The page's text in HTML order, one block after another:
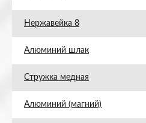
Нержавейка 8
Алюминий шлак
Стружка медная
Алюминий (магний)